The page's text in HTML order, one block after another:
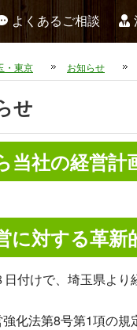
よくあるご相談
・東京 お知らせ
せ
当社の経営計
に対する革
付けで、埼玉県より
化法第8号第1項の